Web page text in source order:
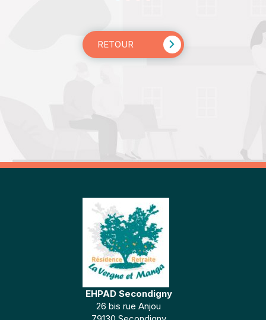
RETOUR
EHPAD Secondigny
26 bis rue Anjou